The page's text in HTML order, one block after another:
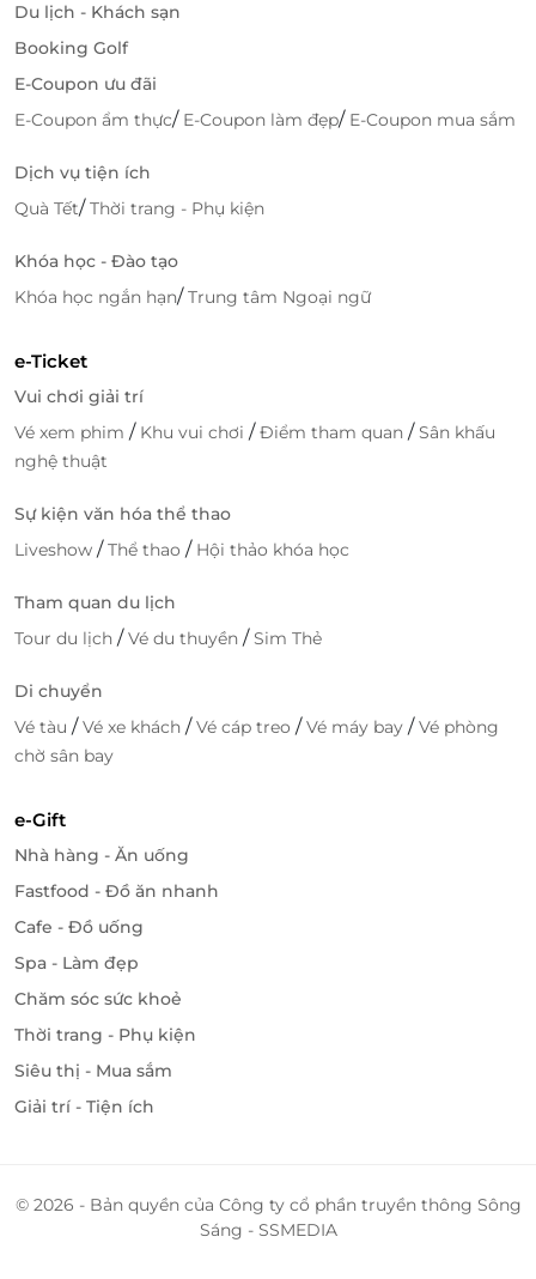
Trải nghiệm tiện nghi tại khách sạn
giãn tuyệt đối với loạt dịch vụ chất lượng như hồ bơi
ngoài trời trên cao - nơi du khách dễ dàng ngắm
chiều hoàng hôn. Ngoài ra, spa với liệu trình chuyên
năng lượng sau chuyến hành trình dài. Bữa sáng
buffet miễn phí tại nhà hàng khách sạn sẽ là khởi
Du lịch - Khách sạn
Booking Golf
E-Coupon ưu đãi
E-Coupon ẩm thực/ E-Coupon làm đẹp/ E-Coupon mua sắm
Dịch vụ tiện ích
Quà Tết/Thời trang - Phụ kiện
Khóa học - Đào tạo
Khóa học ngắn hạn/Trung tâm Ngoại ngữ
e-Ticket
Vui chơi giải trí
Vé xem phim / Khu vui chơi /Điểm tham quan /Sân khấu
nghệ thuật
Sự kiện văn hóa thể thao
Liveshow /Thể thao / Hội thảo khóa học
Tham quan du lịch
Tour du lịch /Vé du thuyền /Sim Thẻ
Di chuyển
Vé tàu /Vé xe khách /Vé cáp treo /Vé máy bay /Vé phòng
chờ sân bay
e-Gift
Nhà hàng - Ăn uống
Fastfood - Đồ ăn nhanh
Cafe - Đồ uống
Spa - Làm đẹp
Chăm sóc sức khoẻ
Thời trang - Phụ kiện
Siêu thị - Mua sắm
Giải trí - Tiện ích
© 2026 - Bản quyền của Công ty cổ phần truyền thông Sông
Sáng - SSMEDIA